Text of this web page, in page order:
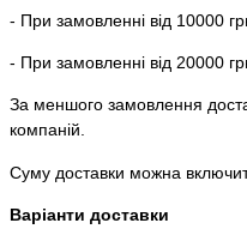
- При замовленні від 10000
- При замовленні від 20000
За меншого замовлення
компаній.
Суму доставки можна
Варіанти доставки